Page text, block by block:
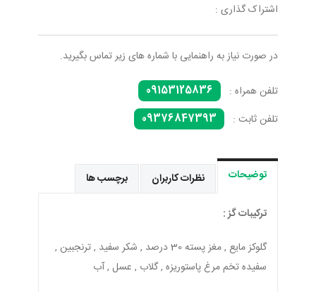
اشتراک گذاری :
در صورت نیاز به راهنمایی با شماره های زیر تماس بگیرید.
تلفن همراه :
09153125836
تلفن ثابت :
09376847393
توضیحات نظرات کاربران برچسب ها
ترکیبات گز :
گلوکز مایع , مغز پسته 30 درصد , شکر سفید , ترنجبین ,
سفیده تخم مرغ پاستوریزه , گلاب , عسل , آب